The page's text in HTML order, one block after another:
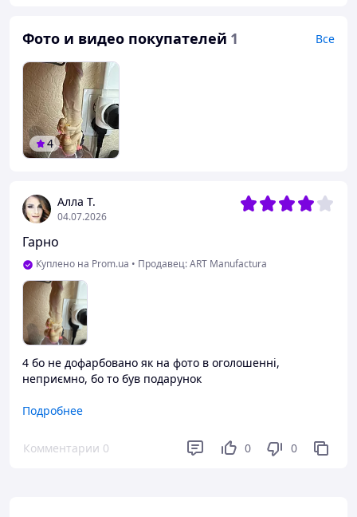
Алла Т.
04.07.2026
Гарно
Куплено на Prom.ua • Продавец: ART Manufactura
4 бо не дофарбовано як на фото в оголошенні,
неприємно, бо то був подарунок
Преимущества
Якість супер
Недостатки
Подробнее
Комментарии 0 0 0
Фото и видео покупателей 1 Все
4